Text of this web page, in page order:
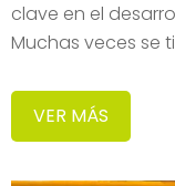
clave en el
Muchas veces se
VER MÁS